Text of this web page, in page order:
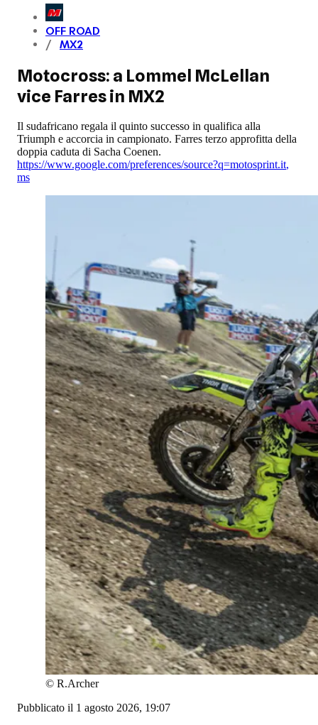
OFF ROAD
MX2
Motocross: a Lommel McLellan
vice Farres in MX2
Il sudafricano regala il quinto successo in qualifica alla
Triumph e accorcia in campionato. Farres terzo approfitta della
doppia caduta di Sacha Coenen.
https://www.google.com/preferences/source?q=motosprint.it,
ms
© R.Archer
Pubblicato il 1 agosto 2026, 19:07